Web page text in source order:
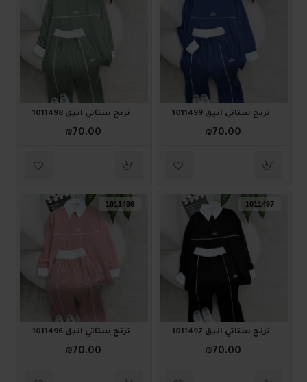
ترنج ستاتي أنيق 1011499
₪70.00
ترنج ستاتي أنيق 1011498
₪70.00
1011497
ترنج ستاتي أنيق 1011497
₪70.00
1011496
ترنج ستاتي أنيق 1011496
₪70.00